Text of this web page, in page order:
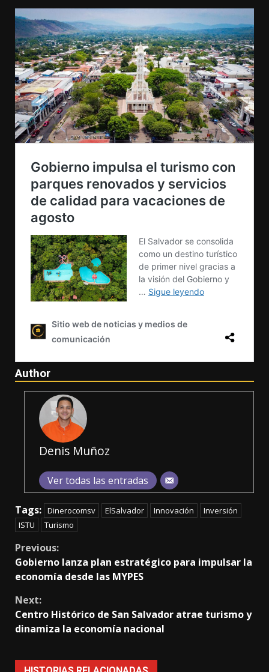
Author
Denis Muñoz
Ver todas las entradas
Tags: Dinerocomsv ElSalvador Innovación
Inversión
ISTU
Turismo
Continue
Reading
Previous:
Gobierno lanza plan estratégico para impulsar la
economía desde las MYPES
Next:
Centro Histórico de San Salvador atrae turismo y
dinamiza la economía nacional